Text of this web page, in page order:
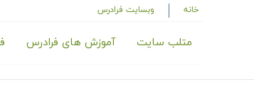
خانه وبسایت فرادرس
متلب سایت آموزش های فرادرس